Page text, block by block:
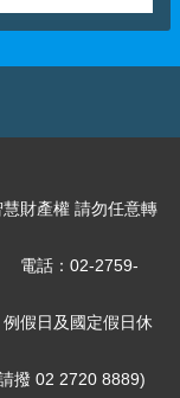
財產權 請勿任意轉
電話：02-2759-
假日及國定假日休
撥 02 2720 8889)